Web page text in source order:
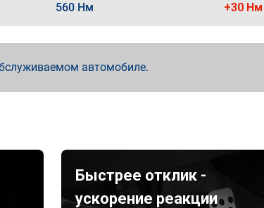
560 Нм +30 Нм
автомобиле.
Быстрее отклик -
ускорение реакции